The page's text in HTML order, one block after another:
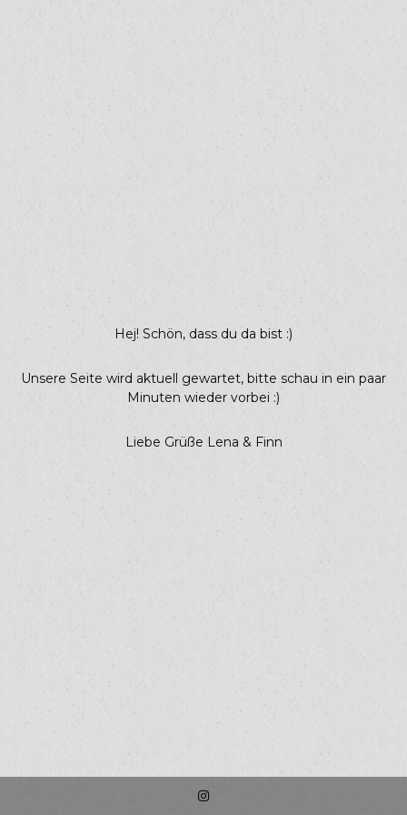
Hej! Schön, dass du da bist :)
Unsere Seite wird aktuell gewartet, bitte schau in ein paar
Minuten wieder vorbei :)
Liebe Grüße Lena & Finn